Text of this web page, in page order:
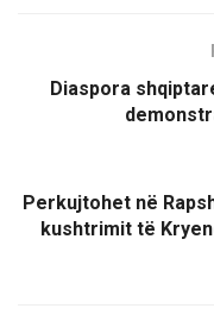
Diaspora
Perkujtohet në
kushtrimit të